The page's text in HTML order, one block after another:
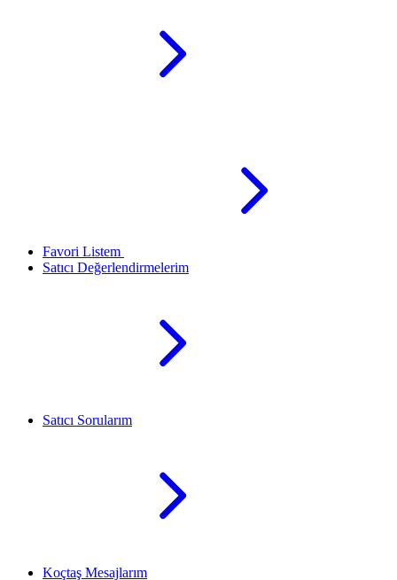
Favori Listem
Satıcı Değerlendirmelerim
Satıcı Sorularım
Koçtaş Mesajlarım